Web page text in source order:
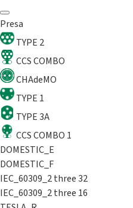
Presa
TYPE 2
CCS COMBO
CHAdeMO
TYPE 1
TYPE 3A
CCS COMBO 1
DOMESTIC_E
DOMESTIC_F
IEC_60309_2 three 32
IEC_60309_2 three 16